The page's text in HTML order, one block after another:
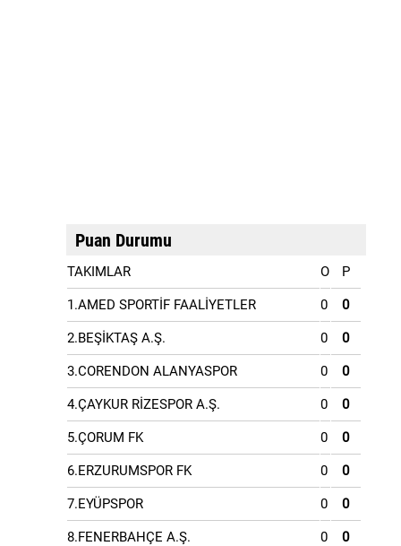
Puan Durumu
TAKIMLAR O P
1.AMED SPORTİF FAALİYETLER 0 0
2.BEŞİKTAŞ A.Ş. 0 0
3.CORENDON ALANYASPOR 0 0
4.ÇAYKUR RİZESPOR A.Ş. 0 0
5.ÇORUM FK 0 0
6.ERZURUMSPOR FK 0 0
7.EYÜPSPOR 0 0
8.FENERBAHÇE A.Ş. 0 0